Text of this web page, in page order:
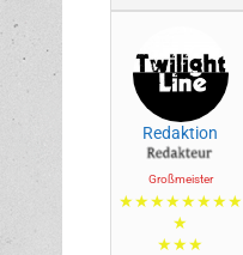
Redaktion
Großmeister
★★★★★★★★
★
★★★